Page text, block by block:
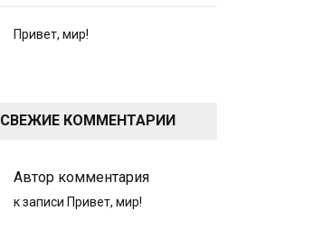
Привет, мир!
СВЕЖИЕ КОММЕНТАРИИ
Автор комментария
к записи Привет, мир!